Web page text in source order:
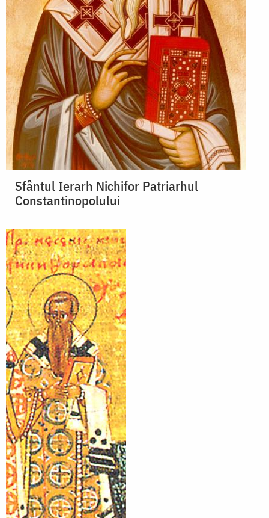
Sfântul Ierarh Nichifor Patriarhul
Constantinopolului